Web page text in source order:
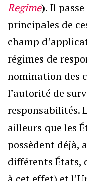
Regime). Il
principales de
champ
régimes de
nomination des
l’autorité de
responsabilités.
ailleurs que les
possèdent déjà,
différents États,